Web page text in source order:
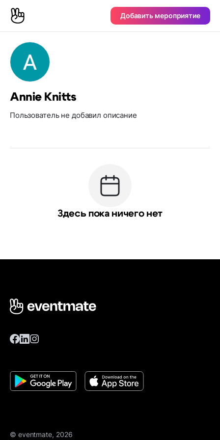
Добавить мероприятие
Annie Knitts
Пользователь не добавил описание
Здесь пока ничего нет
© eventmate, 2026